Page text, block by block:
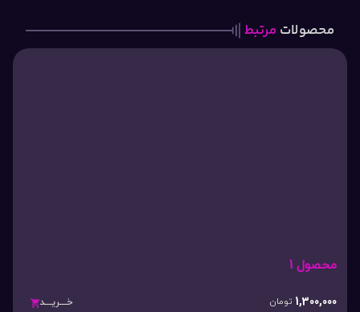
محصولات مرتبط
محصول 1
1,300,000 تومان خـــریـــد